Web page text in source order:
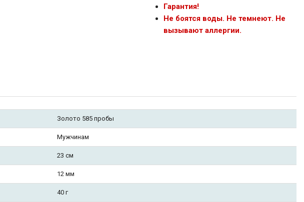
Гарантия!
Не боятся воды. Не темнеют. Не
вызывают аллергии.
Золото 585 пробы
Мужчинам
23 см
12 мм
40 г